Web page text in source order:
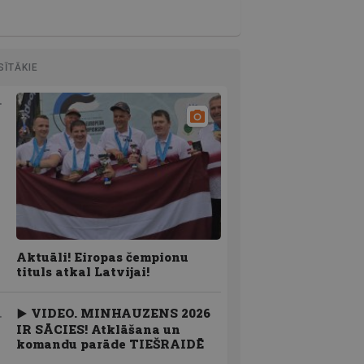
Aktuāli! Eiropas čempionu
tituls atkal Latvijai!
VIDEO. MINHAUZENS 2026
IR SĀCIES! Atklāšana un
komandu parāde TIEŠRAIDĒ